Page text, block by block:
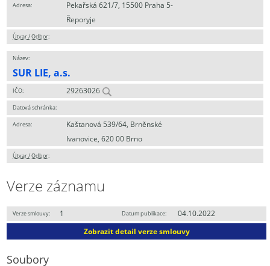
Adresa:
Pekařská 621/7, 15500 Praha 5-
Řeporyje
Útvar / Odbor:
Název:
SUR LIE, a.s.
IČO: 29263026
Datová schránka:
Adresa:
Kaštanová 539/64, Brněnské
Ivanovice, 620 00 Brno
Útvar / Odbor:
Verze záznamu
Verze smlouvy: 1 Datum publikace:
04.10.2022
Zobrazit detail verze smlouvy
Soubory